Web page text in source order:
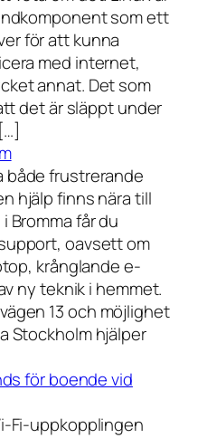
som ett
för att kunna
med internet,
annat. Det som
det är släppt under
både frustrerande
hjälp finns nära till
Bromma får du
oavsett om
krånglande e-
ny teknik i hemmet.
13 och möjlighet
Stockholm hjälper
för boende vid
Fi-uppkopplingen